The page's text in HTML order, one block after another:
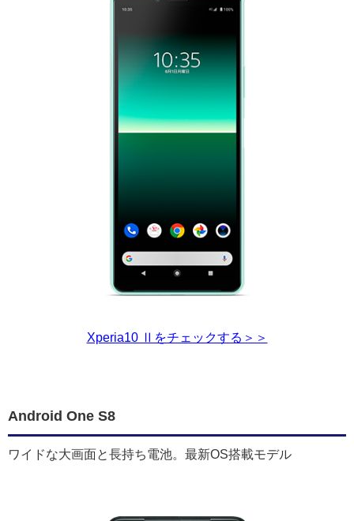
Xperia10 Ⅱをチェックする＞＞
Android One S8
ワイドな大画面と長持ち電池。最新OS搭載モデル